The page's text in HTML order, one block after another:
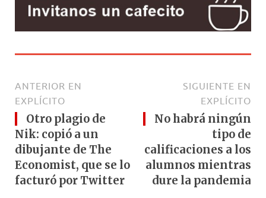
ANTERIOR EN
EXPLÍCITO
Otro plagio de
Nik: copió a un
dibujante de The
Economist, que se lo
facturó por Twitter
SIGUIENTE EN
EXPLÍCITO
No habrá ningún
tipo de
calificaciones a los
alumnos mientras
dure la pandemia